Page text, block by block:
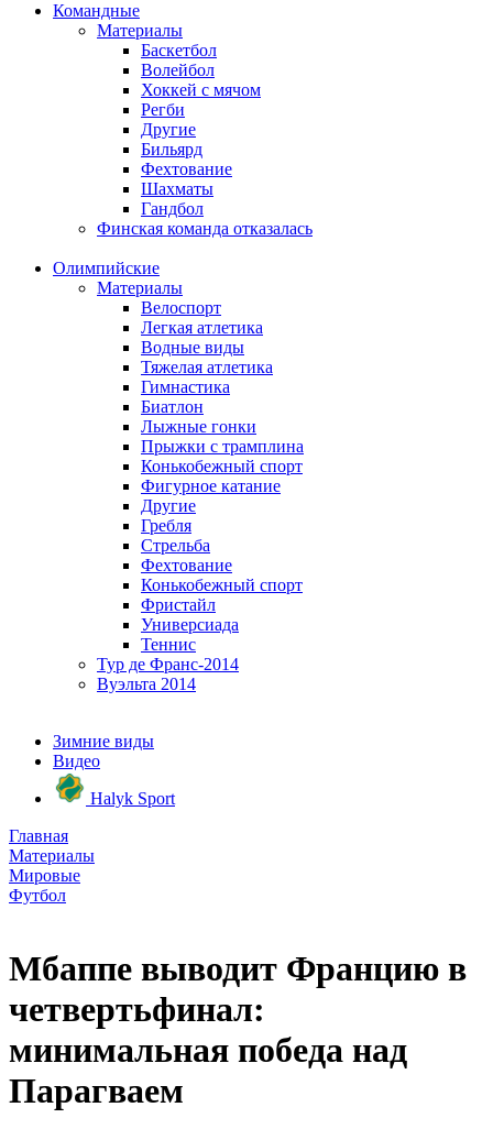
Командные
Материалы
Баскетбол
Волейбол
Хоккей с мячом
Регби
Другие
Бильярд
Фехтование
Шахматы
Гандбол
Финская команда отказалась
Олимпийские
Материалы
Велоспорт
Легкая атлетика
Водные виды
Тяжелая атлетика
Гимнастика
Биатлон
Лыжные гонки
Прыжки с трамплина
Конькобежный спорт
Фигурное катание
Другие
Гребля
Стрельба
Фехтование
Конькобежный спорт
Фристайл
Универсиада
Теннис
Тур де Франс-2014
Вуэльта 2014
Зимние виды
Видео
Halyk Sport
Главная
Материалы
Мировые
Футбол
Мбаппе выводит Францию в
четвертьфинал:
минимальная победа над
Парагваем